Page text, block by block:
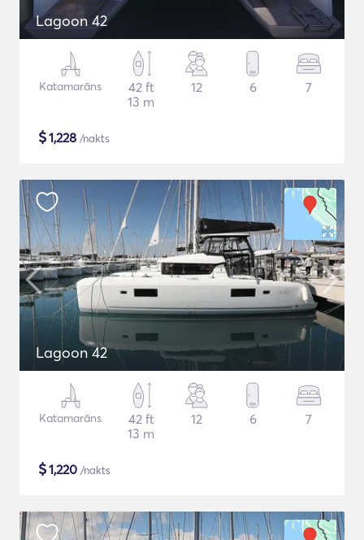
Lagoon 42
Katamarāns
42 ft
13 m
12 6 7
$1,228 /nakts
Lagoon 42
Katamarāns
42 ft
13 m
12 6 7
$1,220 /nakts